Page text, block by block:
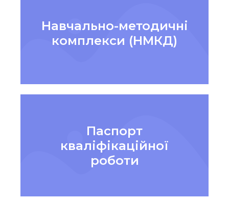
Навчально-методичні
комплекси (НМКД)
Паспорт
кваліфікаційної
роботи